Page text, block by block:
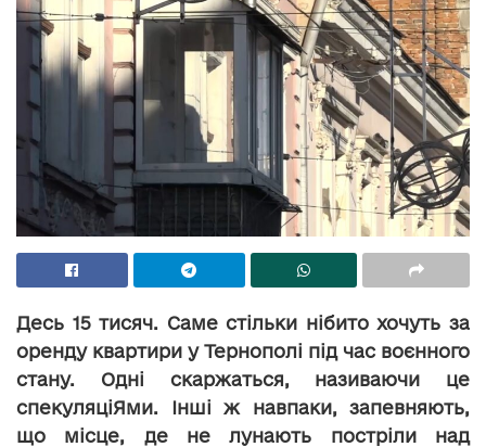
Десь 15 тисяч. Саме стільки нібито хочуть за
оренду квартири у Тернополі під час воєнного
стану. Одні скаржаться, називаючи це
спекуляціЯми. Інші ж навпаки, запевняють,
що місце, де не лунають постріли над